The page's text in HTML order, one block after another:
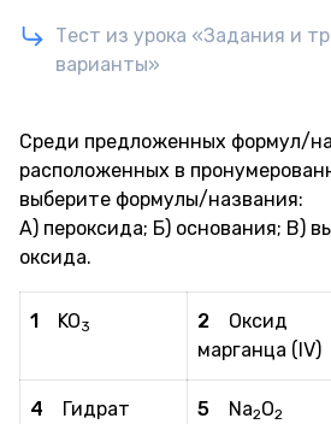
Тест из урока «Задания и
варианты»
Среди предложенных формул/
расположенных в
выберите формулы/названия:
А) пероксида; Б) основания; В)
оксида.
1 KO3 2
Оксид
марганца (IV)
4
Гидрат
5 Na2O2